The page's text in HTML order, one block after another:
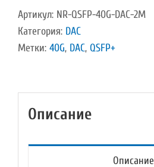
Артикул: NR-QSFP-40G-DAC-2M
Категория: DAC
Метки: 40G, DAC, QSFP+
Описание
Описание